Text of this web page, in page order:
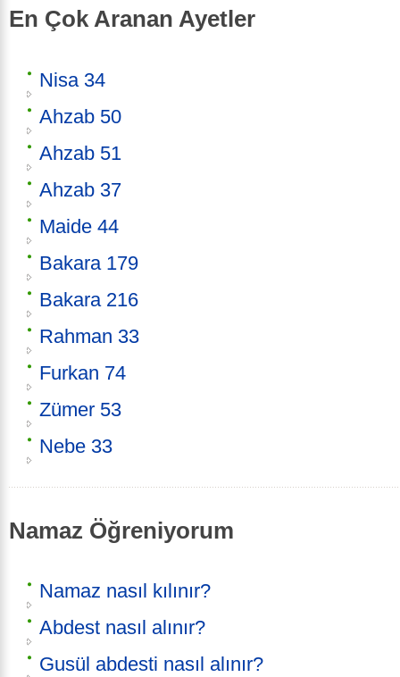
En Çok Aranan Ayetler
Nisa 34
Ahzab 50
Ahzab 51
Ahzab 37
Maide 44
Bakara 179
Bakara 216
Rahman 33
Furkan 74
Zümer 53
Nebe 33
Namaz Öğreniyorum
Namaz nasıl kılınır?
Abdest nasıl alınır?
Gusül abdesti nasıl alınır?